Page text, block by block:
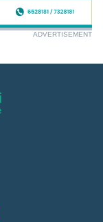
ADVERTISEMENT